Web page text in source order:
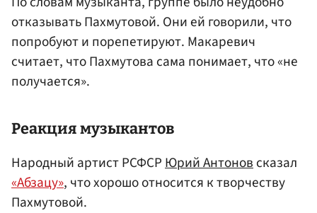
отказывать Пахмутовой. Они ей говорили, что
попробуют и порепетируют. Макаревич
считает, что Пахмутова сама понимает, что «не
получается».
Реакция музыкантов
Народный артист РСФСРЮрий Антоновсказал
«Абзацу», что хорошо относится к творчеству
Пахмутовой.